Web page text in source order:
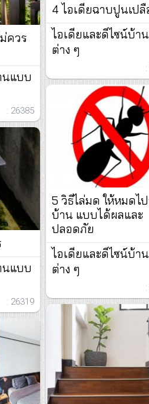
ควร
นแบบ
: 26385
นแบบ
: 26319
4 ไอเดียฉาบปูนเปลื
ไอเดียและดีไซน์บ้า
ต่าง ๆ
5 วิธีไล่มด ให้หมดไ
บ้าน แบบได้ผลและ
ปลอดภัย
ไอเดียและดีไซน์บ้า
ต่าง ๆ